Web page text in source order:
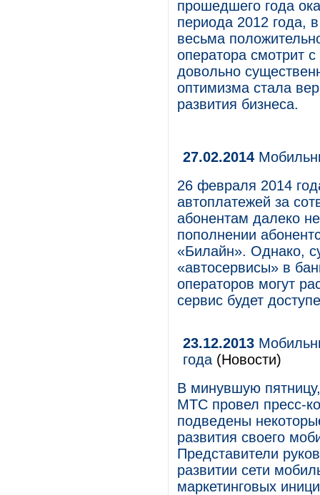
прошедшего года
периода 2012 года,
весьма
оператора смотрит
довольно
оптимизма стала
развития бизнеса.
27.02.2014
26 февраля 2014
автоплатежей за
абонентам далеко
пополнении
«Билайн». Однако,
«автосервисы» в
операторов могут
сервис будет
23.12.2013
года (Новости)
В минувшую
МТС провел пресс-
подведены
развития своего
Представители
развитии сети
маркетинговых